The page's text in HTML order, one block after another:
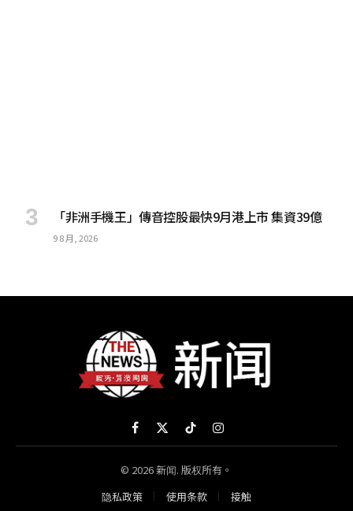
「非洲手機王」傳音控股最快9月港上市 集資39億
9 8 月, 2026
Facebook
X
(Twitter)
TikTokInstagram
© 2026 新闻. 版权所有。
隐私政策
使用条款 接触